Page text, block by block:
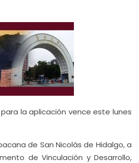
la aplicación vence este lunes
de San Nicolás de Hidalgo, a
de Vinculación y Desarrollo,